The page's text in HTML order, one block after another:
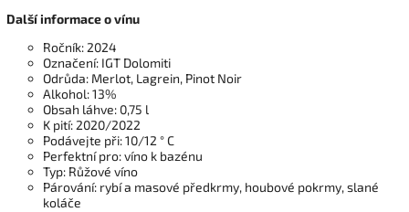
Další informace o vínu
Ročník: 2024
Označení: IGT Dolomiti
Odrůda: Merlot, Lagrein, Pinot Noir
Alkohol: 13%
Obsah láhve: 0,75 l
K pití: 2020/2022
Podávejte při: 10/12 ° C
Perfektní pro: víno k bazénu
Typ: Růžové víno
Párování: rybí a masové předkrmy, houbové pokrmy, slané
koláče